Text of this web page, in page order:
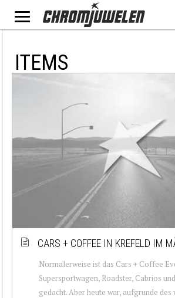
ITEMS
CARS + COFFEE IN KREFELD IM
Normalerweise ist das Cars + Coffee
Supersportwagen, Roadster, Cabrios
gedacht. Aber heute war, aufgrunde des